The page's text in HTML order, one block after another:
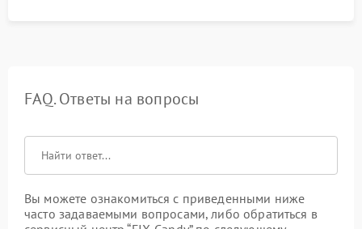
FAQ. Ответы на вопросы
Вы можете ознакомиться с приведенными ниже
часто задаваемыми вопросами, либо обратиться в